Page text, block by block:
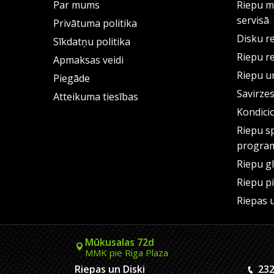
Par mums
Privātuma politika
Sīkdatņu politika
Apmaksas veidi
Piegāde
Atteikuma tiesības
Riepu
servisā
Disku
Riepu
Riepu
Riepu
Riepu
Riepu
Riepas
Mūkusalas 72d
MMK pie Riga Plaza
Riepas un Diski